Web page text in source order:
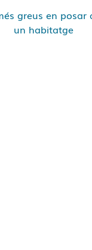
greus en posar
un habitatge